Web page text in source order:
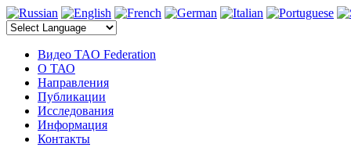
электронные компоненты
Видео TAO Federation
О ТАО
Направления
Публикации
Исследования
Информация
Контакты